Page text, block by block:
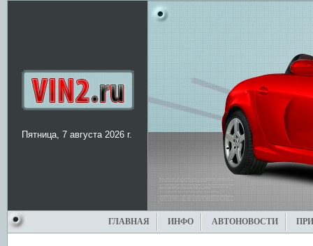
Пятница, 7 августа 2026 г.
ГЛАВНАЯ ИНФО АВТОНОВОСТИ